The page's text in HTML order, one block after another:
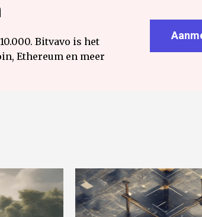
Bitvavo is het
Ethereum en meer